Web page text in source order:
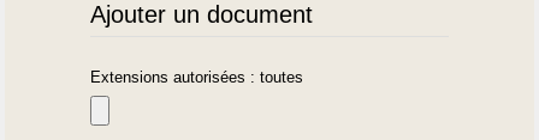
Ajouter un document
Extensions autorisées : toutes